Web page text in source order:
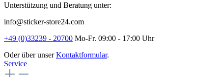
Unterstützung und Beratung unter:
info@sticker-store24.com
+49 (0)33239 - 20700 Mo-Fr. 09:00 - 17:00 Uhr
Oder über unserKontaktformular.
Service